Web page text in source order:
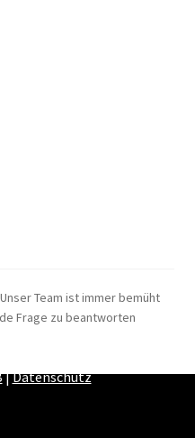
Team ist immer bemüht
Frage zu beantworten
|Datenschutz